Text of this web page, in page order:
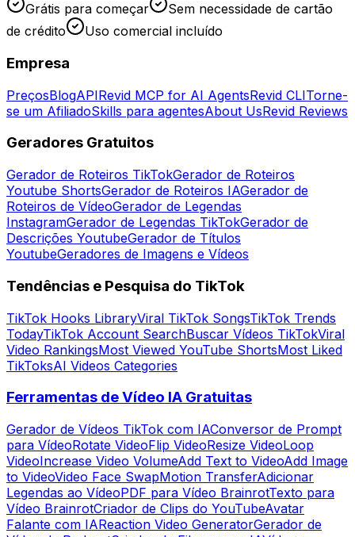
Grátis para começar
Sem necessidade de cartão
de crédito
Uso comercial incluído
Empresa
PreçosBlogAPIRevid MCP for AI AgentsRevid CLITorne-
se um AfiliadoSkills para agentesAbout UsRevid Reviews
Geradores Gratuitos
Gerador de Roteiros TikTokGerador de Roteiros
Youtube ShortsGerador de Roteiros IAGerador de
Roteiros de VídeoGerador de Legendas
InstagramGerador de Legendas TikTokGerador de
Descrições YoutubeGerador de Títulos
YoutubeGeradores de Imagens e Vídeos
Tendências e Pesquisa do TikTok
TikTok Hooks LibraryViral TikTok SongsTikTok Trends
TodayTikTok Account SearchBuscar Vídeos TikTokViral
Video RankingsMost Viewed YouTube ShortsMost Liked
TikToksAI Videos Categories
Ferramentas de Vídeo IA Gratuitas
Gerador de Vídeos TikTok com IAConversor de Prompt
para VídeoRotate VideoFlip VideoResize VideoLoop
VideoIncrease Video VolumeAdd Text to VideoAdd Image
to VideoVideo Face SwapMotion TransferAdicionar
Legendas ao VídeoPDF para Vídeo BrainrotTexto para
Vídeo BrainrotCriador de Clips do YouTubeAvatar
Falante com IAReaction Video GeneratorGerador de